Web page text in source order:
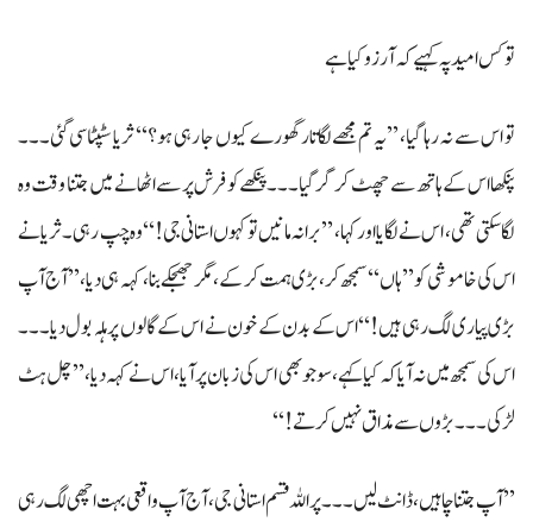
تو کس امید پہ کہیے کہ آرزو کیا ہے
تو اس سے نہ رہا گیا، ’’یہ تم مجھے لگاتار گھورے کیوں جا رہی ہو؟‘‘ ثریا سٹپٹاسی گئی۔۔۔
پنکھا اس کے ہاتھ سے چھٹ کر گر گیا۔۔۔ پنکھے کو فرش پر سے اٹھانے میں جتنا وقت وہ
لگا سکتی تھی، اس نے لگایا اور کہا، ’’برا نہ مانیں تو کہوں استانی جی!‘‘ وہ چپ رہی۔ ثریا نے
اس کی خاموشی کو ’’ہاں‘‘ سمجھ کر، بڑی ہمت کر کے، مگر جھجکے بنا، کہہ ہی دیا، ’’آج آپ
بڑی پیاری لگ رہی ہیں!‘‘ اس کے بدن کے خون نے اس کے گالوں پر ہلہ بول دیا۔۔۔
اس کی سمجھ میں نہ آیا کہ کیا کہے، سو جو بھی اس کی زبان پر آیا، اس نے کہہ دیا، ’’چل ہٹ
لڑکی۔۔۔ بڑوں سے مذاق نہیں کرتے!‘‘
’’آپ جتنا چاہیں، ڈانٹ لیں۔۔۔ پر اللہ قسم استانی جی، آج آپ واقعی بہت اچھی لگ رہی